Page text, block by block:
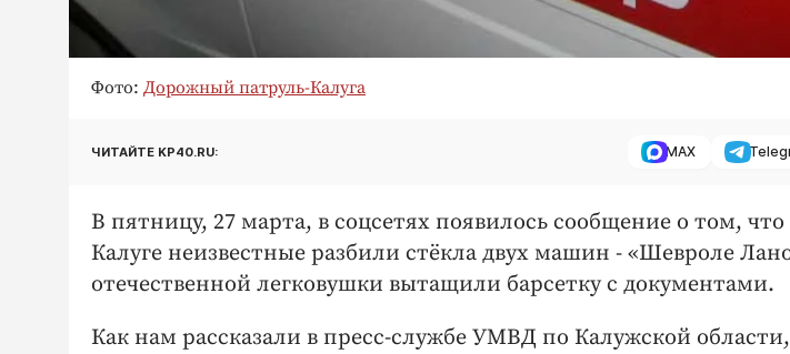
Фото: Дорожный патруль-Калуга
ЧИТАЙТЕ KP40.RU: MAX
В пятницу, 27 марта, в соцсетях появилось сообщение о том,
Калуге неизвестные разбили стёкла двух машин - «Шевроле
отечественной легковушки вытащили барсетку с документами.
Как нам рассказали в пресс-службе УМВД по Калужской